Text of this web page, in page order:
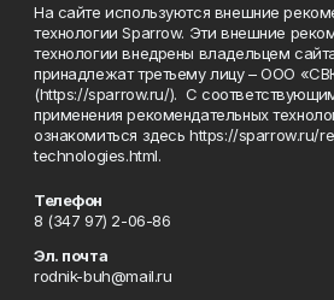
На сайте используются внешние
технологии Sparrow. Эти внешние
технологии внедрены владельцем
принадлежат третьему лицу – ООО
(https://sparrow.ru/). С
применения рекомендательных
ознакомиться здесь https://sparrow.ru/
technologies.html.
Телефон
8 (347 97) 2-06-86
Эл. почта
rodnik-buh@mail.ru